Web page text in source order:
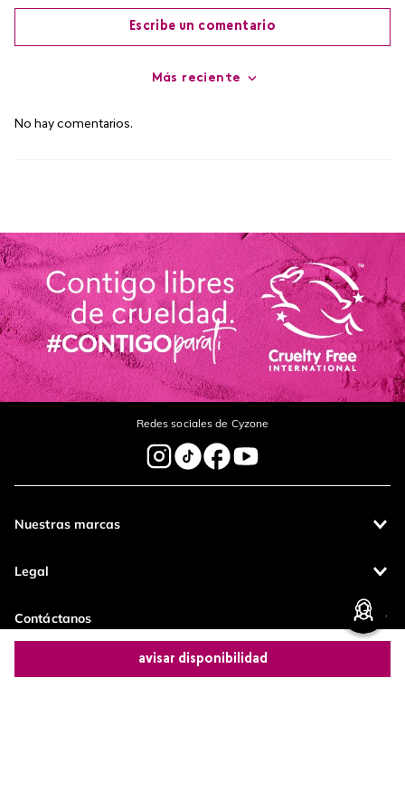
avisar disponibilidad
Escribe un comentario
Título
Tu nombre
Dirección de email
Escribe un comentario
Más reciente
No hay comentarios.
Redes sociales de Cyzone
Nuestras marcas
Legal
Contáctanos
Pagos 100%
Entregas a todo